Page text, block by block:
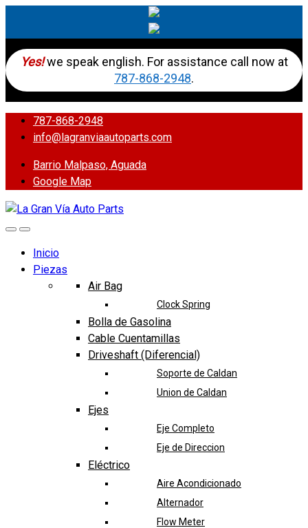
Yes! we speak english. For assistance call now at
787-868-2948.
787-868-2948
info@lagranviaautoparts.com
Barrio Malpaso, Aguada
Google Map
Inicio
Piezas
Air Bag
Clock Spring
Bolla de Gasolina
Cable Cuentamillas
Driveshaft (Diferencial)
Soporte de Caldan
Union de Caldan
Ejes
Eje Completo
Eje de Direccion
Eléctrico
Aire Acondicionado
Alternador
Flow Meter